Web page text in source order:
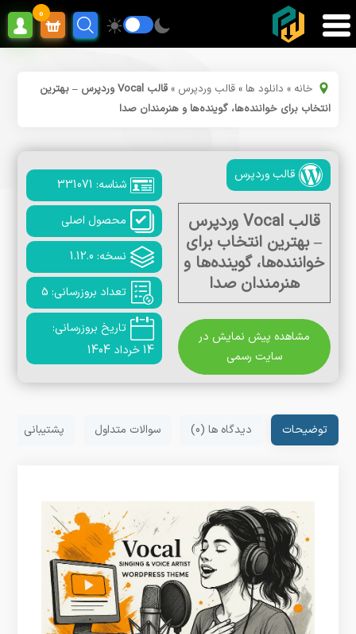
0
خانه » دانلود ها »قالب وردپرس »
قالب Vocal وردپرس – بهترین
انتخاب برای خواننده‌ها، گوینده‌ها و هنرمندان صدا
قالب وردپرس
قالب Vocal وردپرس
– بهترین انتخاب برای
خواننده‌ها، گوینده‌ها و
هنرمندان صدا
مشاهده پیش نمایش در
سایت رسمی
شناسه: 331071
محصول اصلی
نسخه: 1.12.0
تعداد بروزرسانی: 5
تاریخ بروزرسانی:
14 خرداد 1404
توضیحات دیدگاه ها (0) سوالات متداول پشتیبانی